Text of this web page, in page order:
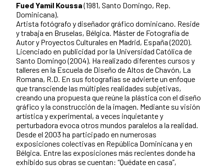
Fued Yamil Koussa(1981, Santo Domingo, Rep.
Dominicana).
Artista fotógrafo y diseñador gráfico dominicano. Reside
y trabaja en Bruselas, Bélgica. Máster de Fotografía de
Autor y Proyectos Culturales en Madrid, España (2020).
Licenciado en publicidad por la Universidad Católica de
Santo Domingo (2004). Ha realizado diferentes cursos y
talleres en la Escuela de Diseño de Altos de Chavón, La
Romana, R.D. En sus fotografías se advierte un enfoque
que transciende las múltiples realidades subjetivas,
creando una propuesta que reúne la plástica con el diseño
gráfico y la construcción de la imagen. Mediante su visión
artística y experimental, a veces inquietante y
perturbadora evoca otros mundos paralelos a la realidad.
Desde el 2003 ha participado en numerosas
exposiciones colectivas en República Dominicana y en
Bélgica. Entre las exposiciones más recientes donde ha
exhibido sus obras se cuentan: “Quédate en casa”,